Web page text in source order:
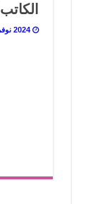
حين يصبح الزمن بطل
2024 نوفمبر 07